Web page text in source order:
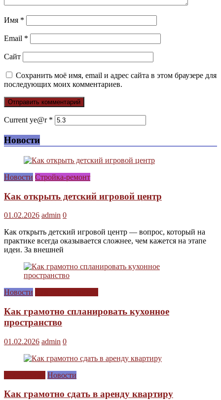
Имя *
Email *
Сайт
Сохранить моё имя, email и адрес сайта в этом браузере для
последующих моих комментариев.
Current ye@r *
Новости
Новости Стройка-ремонт
Как открыть детский игровой центр
01.02.2026 admin 0
Как открыть детский игровой центр — вопрос, который на
практике всегда оказывается сложнее, чем кажется на этапе
идеи. За внешней
Новости
Как грамотно спланировать кухонное
пространство
01.02.2026 admin 0
Новости
Как грамотно сдать в аренду квартиру